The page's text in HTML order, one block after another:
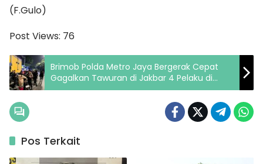
(F.Gulo)
Post Views: 76
Brimob Polda Metro Jaya Bergerak Cepat
Gagalkan Tawuran di Jakbar 4 Pelaku di
Tangkap
Pos Terkait